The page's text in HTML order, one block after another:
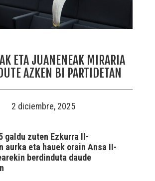
ETA JUANENEAK MIRARIA
AZKEN BI PARTIDETAN
2 diciembre, 2025
galdu zuten Ezkurra II-
aurka eta hauek orain Ansa II-
berdinduta daude